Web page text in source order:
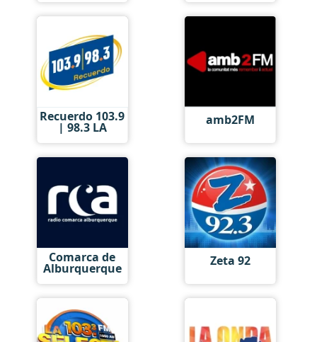
Recuerdo 103.9
| 98.3 LA amb2FM
Comarca de
Alburquerque Zeta 92